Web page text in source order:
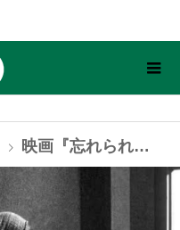
映画『忘れられた人々』